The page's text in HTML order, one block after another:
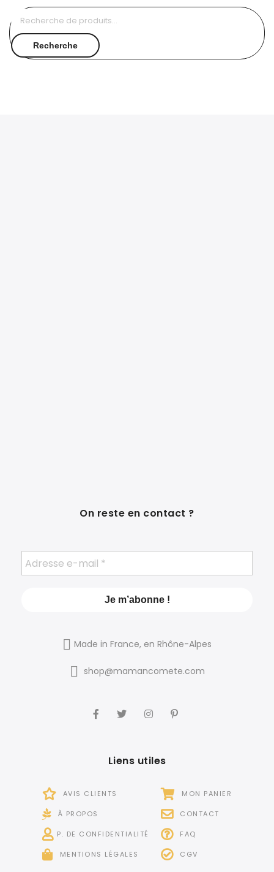
Recherche
On reste en contact ?
Made in France, en Rhône-Alpes
shop@mamancomete.com
Liens utiles
AVIS CLIENTS
À PROPOS
P. DE CONFIDENTIALITÉ
MENTIONS LÉGALES
MON PANIER
CONTACT
FAQ
CGV